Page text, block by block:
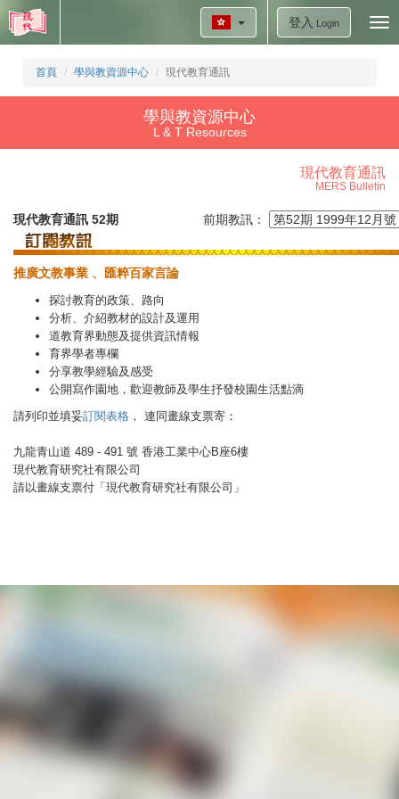
登入 Login
首頁 學與教資源中心 現代教育通訊
學與教資源中心
L & T Resources
現代教育通訊
MERS Bulletin
現代教育通訊 52期 前期教訊：
推廣文教事業 、匯粹百家言論
探討教育的政策、路向
分析、介紹教材的設計及運用
道教育界動態及提供資訊情報
育界學者專欄
分享教學經驗及感受
公開寫作園地，歡迎教師及學生抒發校園生活點滴
請列印並填妥訂閱表格 ， 連同畫線支票寄：
九龍青山道 489 - 491 號 香港工業中心B座6樓
現代教育研究社有限公司
請以畫線支票付「現代教育研究社有限公司」